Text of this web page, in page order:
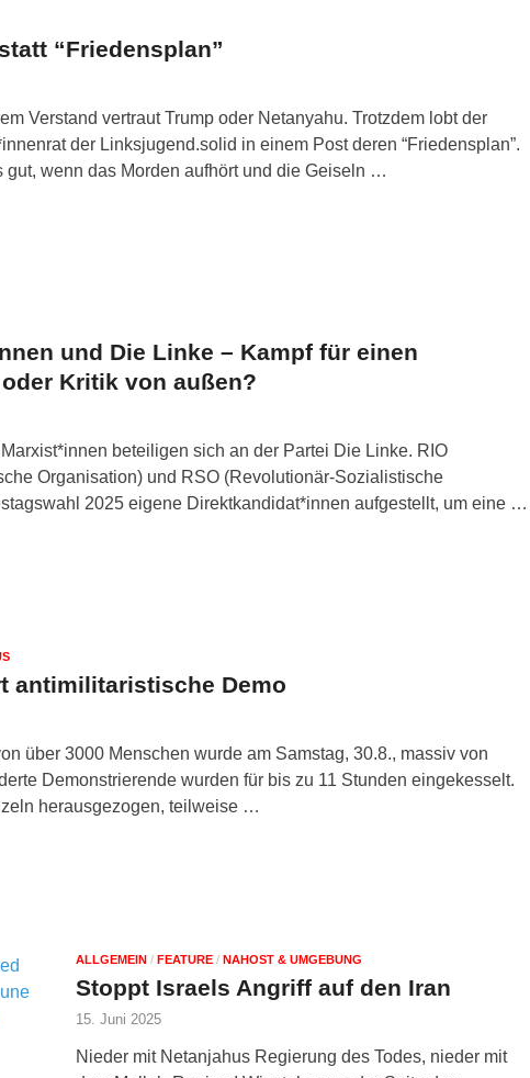
“Friedensplan”
Verstand vertraut Trump oder Netanyahu. Trotzdem lobt der
der Linksjugend.solid in einem Post deren “Friedensplan”.
gut, wenn das Morden aufhört und die Geiseln …
und Die Linke – Kampf für einen
Kritik von außen?
beteiligen sich an der Partei Die Linke. RIO
Organisation) und RSO (Revolutionär-Sozialistische
2025 eigene Direktkandidat*innen aufgestellt, um eine …
antimilitaristische Demo
über 3000 Menschen wurde am Samstag, 30.8., massiv von
Demonstrierende wurden für bis zu 11 Stunden eingekesselt.
herausgezogen, teilweise …
ALLGEMEIN / FEATURE / NAHOST & UMGEBUNG
Stoppt Israels Angriff auf den Iran
15. Juni 2025
Nieder mit Netanjahus Regierung des Todes, nieder mit